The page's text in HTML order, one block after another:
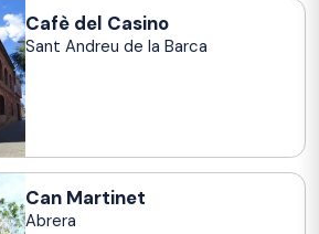
Cafè del Casino
Sant Andreu de la Barca
Can Martinet
Abrera